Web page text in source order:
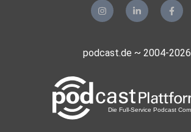
podcast.de ~ 2004-2026